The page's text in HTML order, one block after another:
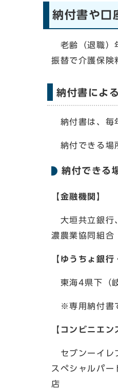
納付書や口
老齢（退職）
振替で介護保険
納付書によ
納付書は、毎
納付できる場
納付できる
【金融機関】
大垣共立銀行
濃農業協同組
【ゆうちょ銀行
東海4県下（
※専用納付書
【コンビニエ
セブンーイレ
スペシャルパ
店